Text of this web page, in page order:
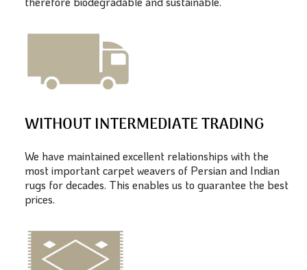
WITHOUT INTERMEDIATE TRADING
We have maintained excellent relationships with the
most important carpet weavers of Persian and Indian
rugs for decades. This enables us to guarantee the best
prices.